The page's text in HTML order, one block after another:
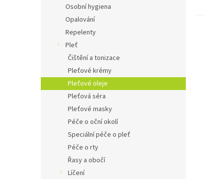
Osobní hygiena
Opalování
Repelenty
Pleť
Čištění a tonizace
Pleťové krémy
Pleťové oleje
Pleťová séra
Pleťové masky
Péče o oční okolí
Speciální péče o pleť
Péče o rty
Řasy a obočí
Líčení